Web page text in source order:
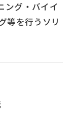
ング・バイイ
等を行うソリ